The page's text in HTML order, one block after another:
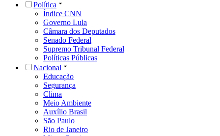
Política
Índice CNN
Governo Lula
Câmara dos Deputados
Senado Federal
Supremo Tribunal Federal
Políticas Públicas
Nacional
Educação
Segurança
Clima
Meio Ambiente
Auxílio Brasil
São Paulo
Rio de Janeiro